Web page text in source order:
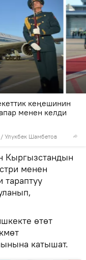
Улукбек Шамбетов
кеңешинин
менен келди
Кыргызстандын
менен
тараптуу
өтөт
катышат.